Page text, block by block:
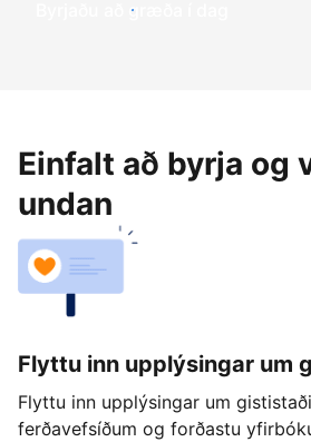
Byrjaðu að græða í dag
Einfalt að byrja og
undan
Flyttu inn upplýsingar um
Flyttu inn upplýsingar um
ferðavefsíðum og forðastu